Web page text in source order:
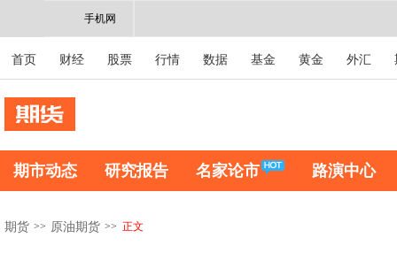
手机网
首页 财经 股票 行情 数据 基金 黄金 外汇
期市动态 研究报告 名家论市 路演中心
期货 >> 原油期货 >> 正文